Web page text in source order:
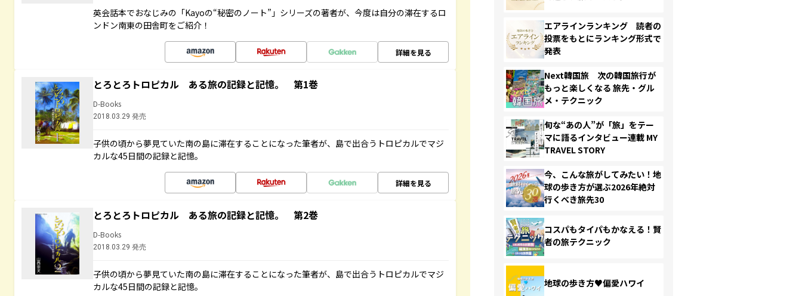
英会話本でおなじみの「Kayoの“秘密のノート”」シリーズの著者が、今度は自分の滞在するロ
ンドン南東の田舎町をご紹介！
詳細を見る
とろとろトロピカル ある旅の記録と記憶。 第1巻
D-Books
2018.03.29 発売
子供の頃から夢見ていた南の島に滞在することになった筆者が、島で出合うトロピカルでマジ
カルな45日間の記録と記憶。
詳細を見る
とろとろトロピカル ある旅の記録と記憶。 第2巻
D-Books
2018.03.29 発売
子供の頃から夢見ていた南の島に滞在することになった筆者が、島で出合うトロピカルでマジ
カルな45日間の記録と記憶。
エアラインランキング 読者の
投票をもとにランキング形式で
発表
Next韓国旅 次の韓国旅行が
もっと楽しくなる 旅先・グル
メ・テクニック
旬な“あの人”が「旅」をテー
マに語るインタビュー連載 MY
TRAVEL STORY
今、こんな旅がしてみたい！地
球の歩き方が選ぶ2026年絶対
行くべき旅先30
コスパもタイパもかなえる！賢
者の旅テクニック
地球の歩き方♥偏愛ハワイ